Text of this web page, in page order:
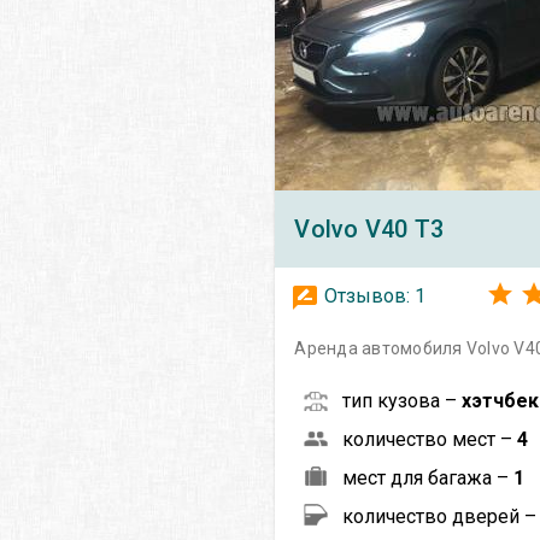
Volvo V40 T3
Отзывов: 1
Аренда автомобиля Volvo
тип кузова –хэтчбек
количество мест –4
мест для багажа – 1
количество дверей